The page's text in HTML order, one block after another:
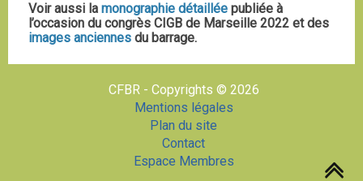
Voir aussi la monographie détaillée publiée à
l’occasion du congrès CIGB de Marseille 2022 et des
images anciennes du barrage.
CFBR - Copyrights © 2026
Mentions légales
Plan du site
Contact
Espace Membres